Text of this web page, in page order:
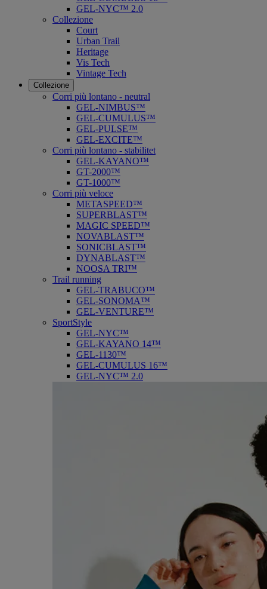
GEL-NYC™ 2.0
Collezione
Court
Urban Trail
Heritage
Vis Tech
Vintage Tech
Collezione
Corri più lontano - neutral
GEL-NIMBUS™
GEL-CUMULUS™
GEL-PULSE™
GEL-EXCITE™
Corri più lontano - stabilitet
GEL-KAYANO™
GT-2000™
GT-1000™
Corri più veloce
METASPEED™
SUPERBLAST™
MAGIC SPEED™
NOVABLAST™
SONICBLAST™
DYNABLAST™
NOOSA TRI™
Trail running
GEL-TRABUCO™
GEL-SONOMA™
GEL-VENTURE™
SportStyle
GEL-NYC™
GEL-KAYANO 14™
GEL-1130™
GEL-CUMULUS 16™
GEL-NYC™ 2.0